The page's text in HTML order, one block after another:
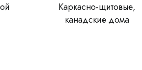
Каркасно-щитовые,
канадские дома